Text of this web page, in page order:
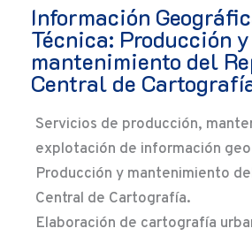
Información
Técnica: Producción y
mantenimiento del
Central de
Servicios de producción,
explotación de información
Producción y mantenimiento
Central de Cartografía.
Elaboración de cartografía